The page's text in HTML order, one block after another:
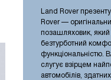
Land Rover
Rover —
позашляховик,
безтурботний
функціональністю.
слугує взірцем
автомобілів,